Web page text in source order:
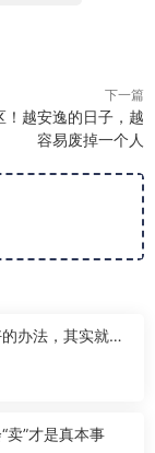
下一篇
！越安逸的日子，越
容易废掉一个人
办法，其实就这
卖”才是真本事